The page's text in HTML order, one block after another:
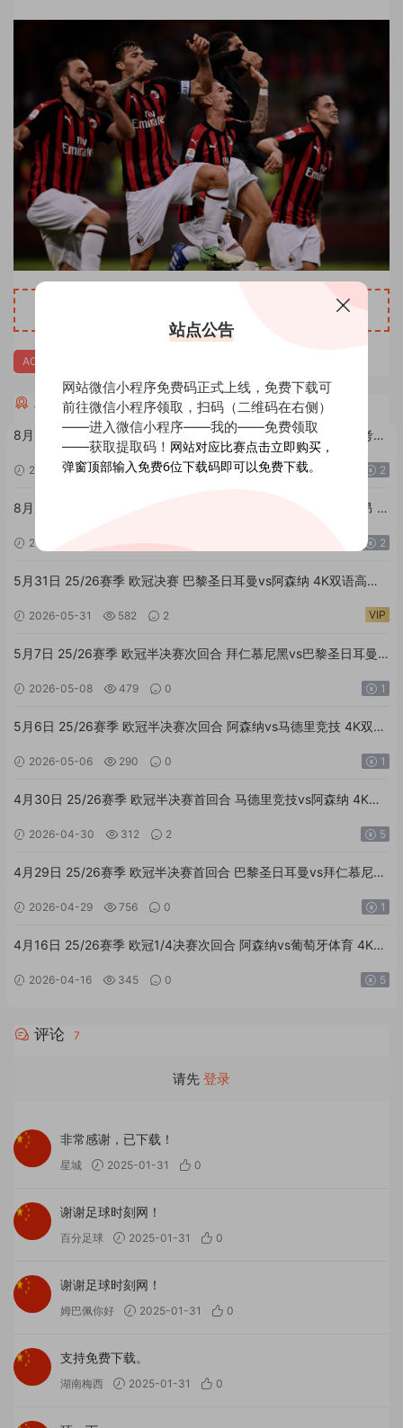
AC米兰
相关全场回放进球集锦
8月5日 26/27赛季 欧冠资格赛第3轮首回合 萨格勒布迪纳摩vs考诺
萨基列斯 外语高清全场回放
2026-08-05 57 0 2
8月5日 26/27赛季 欧冠资格赛第3轮首回合 布拉格斯巴达vs里昂 外
2026-08-05 2
5月31日 25/26赛季 欧冠决赛 巴黎圣日耳曼vs阿森纳 4K双语高清
2026-05-31 582 2 VIP
5月7日 25/26赛季 欧冠半决赛次回合 拜仁慕尼黑vs巴黎圣日耳曼
2026-05-08 479 0 1
5月6日 25/26赛季 欧冠半决赛次回合 阿森纳vs马德里竞技 4K双语
2026-05-06 290 0 1
4月30日 25/26赛季 欧冠半决赛首回合 马德里竞技vs阿森纳 4K双
2026-04-30 312 2 5
4月29日 25/26赛季 欧冠半决赛首回合 巴黎圣日耳曼vs拜仁慕尼黑
2026-04-29 756 0 1
4月16日 25/26赛季 欧冠1/4决赛次回合 阿森纳vs葡萄牙体育 4K双
2026-04-16 345 0 5
评论 7
请先 登录
非常感谢，已下载！
星城 2025-01-31 0
谢谢足球时刻网！
百分足球 2025-01-31 0
谢谢足球时刻网！
姆巴佩你好 2025-01-31 0
支持免费下载。
湖南梅西 2025-01-31 0
站点公告
网站微信小程序免费码正式上线，免费下载可
前往微信小程序领取，扫码（二维码在右侧）
——进入微信小程序——我的——免费领取
——获取提取码！ 网站对应比赛点击立即购买，
弹窗顶部输入免费6位下载码即可以免费下载。